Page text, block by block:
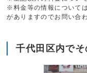
※料金等の情報について
がありますのでお問い合
千代田区内で